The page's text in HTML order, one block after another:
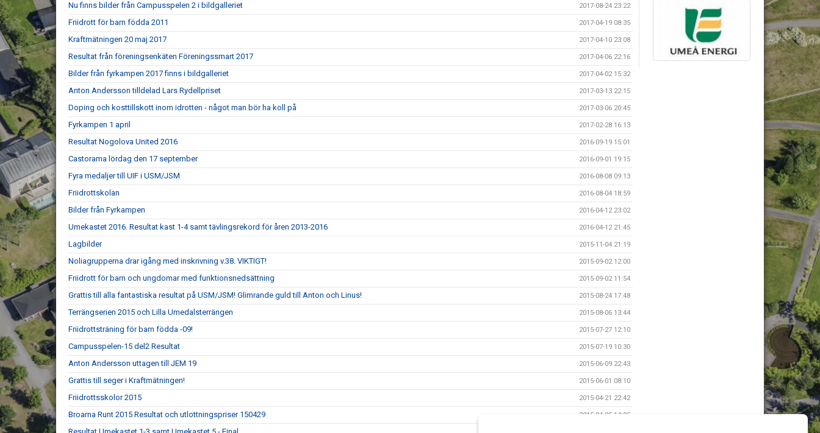
Nu finns bilder från Campusspelen 2 i bildgalleriet 2017-08-24 23:22
Friidrott för barn födda 2011 2017-04-19 08:35
Kraftmätningen 20 maj 2017 2017-04-10 23:08
Resultat från föreningsenkäten Föreningssmart 2017 2017-04-06 22:16
Bilder från fyrkampen 2017 finns i bildgalleriet 2017-04-02 15:32
Anton Andersson tilldelad Lars Rydellpriset 2017-03-13 22:15
Doping och kosttillskott inom idrotten - något man bör ha koll på 2017-03-06 20:45
Fyrkampen 1 april 2017-02-28 16:13
Resultat Nogolova United 2016 2016-09-19 15:01
Castorama lördag den 17 september 2016-09-01 19:15
Fyra medaljer till UIF i USM/JSM 2016-08-08 09:13
Friidrottskolan 2016-08-04 18:59
Bilder från Fyrkampen 2016-04-12 23:02
Umekastet 2016. Resultat kast 1-4 samt tävlingsrekord för åren 2013-2016 2016-04-12 21:45
Lagbilder 2015-11-04 21:19
Noliagrupperna drar igång med inskrivning v.38. VIKTIGT! 2015-09-02 12:00
Friidrott för barn och ungdomar med funktionsnedsättning 2015-09-02 11:54
Grattis till alla fantastiska resultat på USM/JSM! Glimrande guld till Anton och Linus! 2015-08-24 17:48
Terrängserien 2015 och Lilla Umedalsterrängen 2015-08-06 13:44
Friidrottsträning för barn födda -09! 2015-07-27 12:10
Campusspelen-15 del2 Resultat 2015-07-19 10:30
Anton Andersson uttagen till JEM 19 2015-06-09 22:43
Grattis till seger i Kraftmätningen! 2015-06-01 08:10
Friidrottsskolor 2015 2015-04-21 22:42
Broarna Runt 2015 Resultat och utlottningspriser 150429 2015-04-05 14:05